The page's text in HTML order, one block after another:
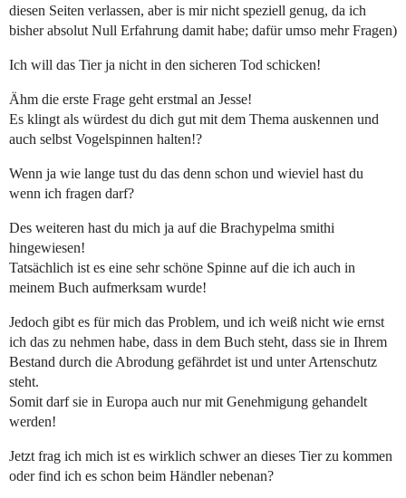
diesen Seiten verlassen, aber is mir nicht speziell genug, da ich
bisher absolut Null Erfahrung damit habe; dafür umso mehr Fragen)
Ich will das Tier ja nicht in den sicheren Tod schicken!
Ähm die erste Frage geht erstmal an Jesse!
Es klingt als würdest du dich gut mit dem Thema auskennen und
auch selbst Vogelspinnen halten!?
Wenn ja wie lange tust du das denn schon und wieviel hast du
wenn ich fragen darf?
Des weiteren hast du mich ja auf die Brachypelma smithi
hingewiesen!
Tatsächlich ist es eine sehr schöne Spinne auf die ich auch in
meinem Buch aufmerksam wurde!
Jedoch gibt es für mich das Problem, und ich weiß nicht wie ernst
ich das zu nehmen habe, dass in dem Buch steht, dass sie in Ihrem
Bestand durch die Abrodung gefährdet ist und unter Artenschutz
steht.
Somit darf sie in Europa auch nur mit Genehmigung gehandelt
werden!
Jetzt frag ich mich ist es wirklich schwer an dieses Tier zu kommen
oder find ich es schon beim Händler nebenan?